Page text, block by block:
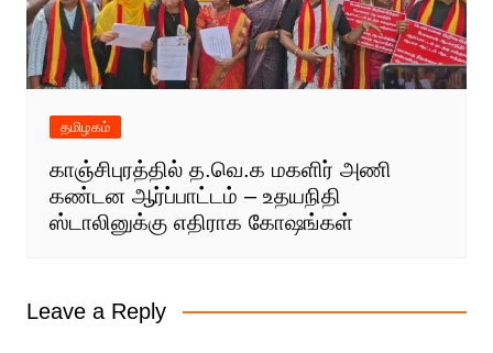
தமிழகம்
காஞ்சிபுரத்தில் த.வெ.க மகளிர் அணி
கண்டன ஆர்ப்பாட்டம் – உதயநிதி
ஸ்டாலினுக்கு எதிராக கோஷங்கள்
Leave a Reply